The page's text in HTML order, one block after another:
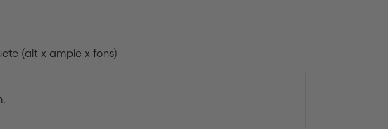
(alt x ample x fons)